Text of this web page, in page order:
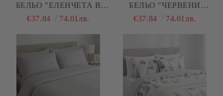
БЕЛЬО "ЕЛЕНЧЕТА В
СИВО И БЯЛО", ЗА
НАТУРАЛЕН ПАМУК
(ПОПЛИН), 3 ЧАСТИ
€37.84 74.01лв.
БЕЛЬО "ЧЕРВЕНИ
ТОПКИ", ЗА ЕДИНИЧНО
НАТУРАЛЕН ПАМУК
€37.84 74.01лв.